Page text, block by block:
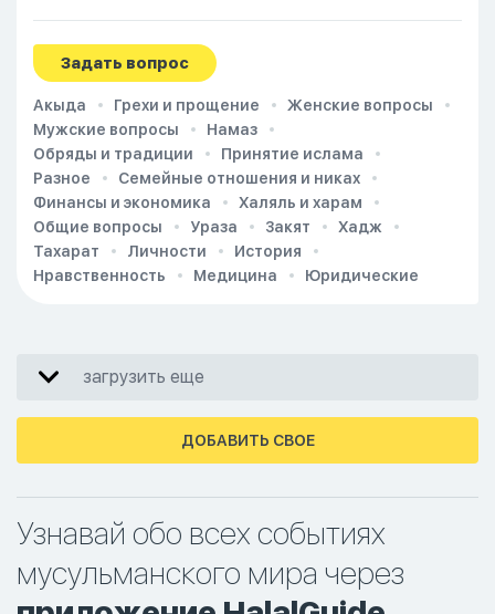
Задать вопрос
Акыда Грехи и прощение
Женские вопросы
Мужские вопросы
Намаз
Обряды и традиции
Принятие ислама
Разное
Семейные отношения и никах
Финансы и экономика
Халяль и харам
Общие вопросы
Ураза Закят
Хадж
Тахарат
Личности
История
Нравственность
Медицина Юридические
загрузить еще
ДОБАВИТЬ СВОЕ
Узнавай обо всех событиях
мусульманского мира через